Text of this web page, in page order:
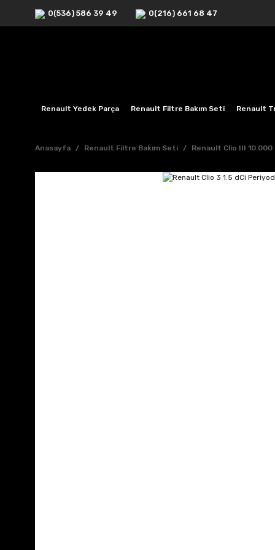
0(536) 586 39 49 0(216) 661 68 47
Renault Yedek Parça Renault Filtre Bakım Seti Renault
Anasayfa Renault Filtre Bakım Seti Renault Clio III 10.000